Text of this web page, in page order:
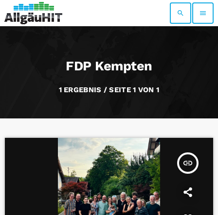
search menu
FDP Kempten
1 ERGEBNIS / SEITE 1 VON 1
insert_link